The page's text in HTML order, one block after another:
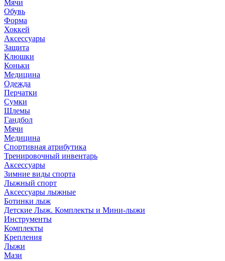
Мячи
Обувь
Форма
Хоккей
Аксессуары
Защита
Клюшки
Коньки
Медицина
Одежда
Перчатки
Сумки
Шлемы
Гандбол
Мячи
Медицина
Спортивная атрибутика
Тренировочный инвентарь
Аксессуары
Зимние виды спорта
Лыжный спорт
Аксессуары лыжные
Ботинки лыж
Детские Лыж. Комплекты и Мини-лыжи
Инструменты
Комплекты
Крепления
Лыжи
Мази